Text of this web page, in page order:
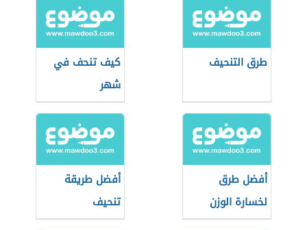
طرق التنحيف
كيف تنحف في
شهر
أفضل طرق
لخسارة الوزن
أفضل طريقة
تنحيف